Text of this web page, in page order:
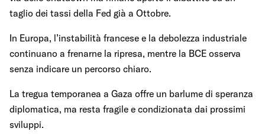
taglio dei tassi della Fed già a Ottobre.
In Europa, l’instabilità francese e la debolezza industriale
continuano a frenarne la ripresa, mentre la BCE osserva
senza indicare un percorso chiaro.
La tregua temporanea a Gaza offre un barlume di speranza
diplomatica, ma resta fragile e condizionata dai prossimi
sviluppi.